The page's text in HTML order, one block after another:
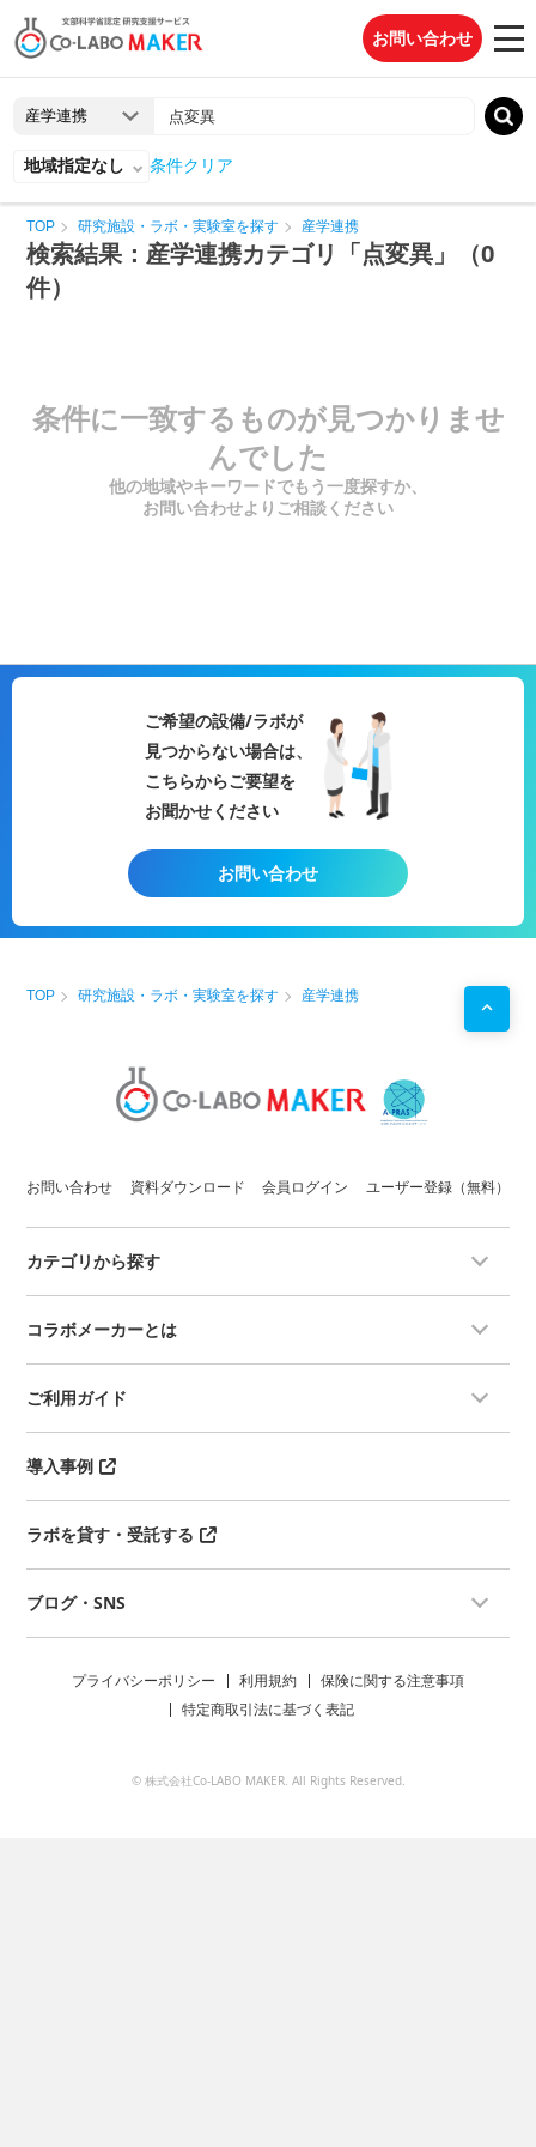
お問い合わせ
地域指定なし 条件クリア
TOP 研究施設・ラボ・実験室を探す 産学連携
検索結果：産学連携カテゴリ「点変異」（0
件）
条件に一致するものが見つかりませ
んでした
他の地域やキーワードでもう一度探すか、
お問い合わせよりご相談ください
ご希望の設備/ラボが
見つからない場合は、
こちらからご要望を
お聞かせください
お問い合わせ
TOP 研究施設・ラボ・実験室を探す 産学連携
お問い合わせ 資料ダウンロード 会員ログイン ユーザー登録（無料）
カテゴリから探す
コラボメーカーとは
ご利用ガイド
導入事例
ラボを貸す・受託する
ブログ・SNS
プライバシーポリシー 利用規約
保険に関する注意事項
特定商取引法に基づく表記
© 株式会社Co-LABO MAKER. All Rights Reserved.